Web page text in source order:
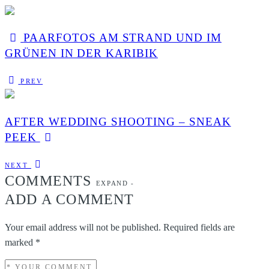
PAARFOTOS AM STRAND UND IM
GRÜNEN IN DER KARIBIK
PREV
AFTER WEDDING SHOOTING – SNEAK
PEEK
NEXT
COMMENTS EXPAND -
ADD A COMMENT
Your email address will not be published. Required fields are
marked *